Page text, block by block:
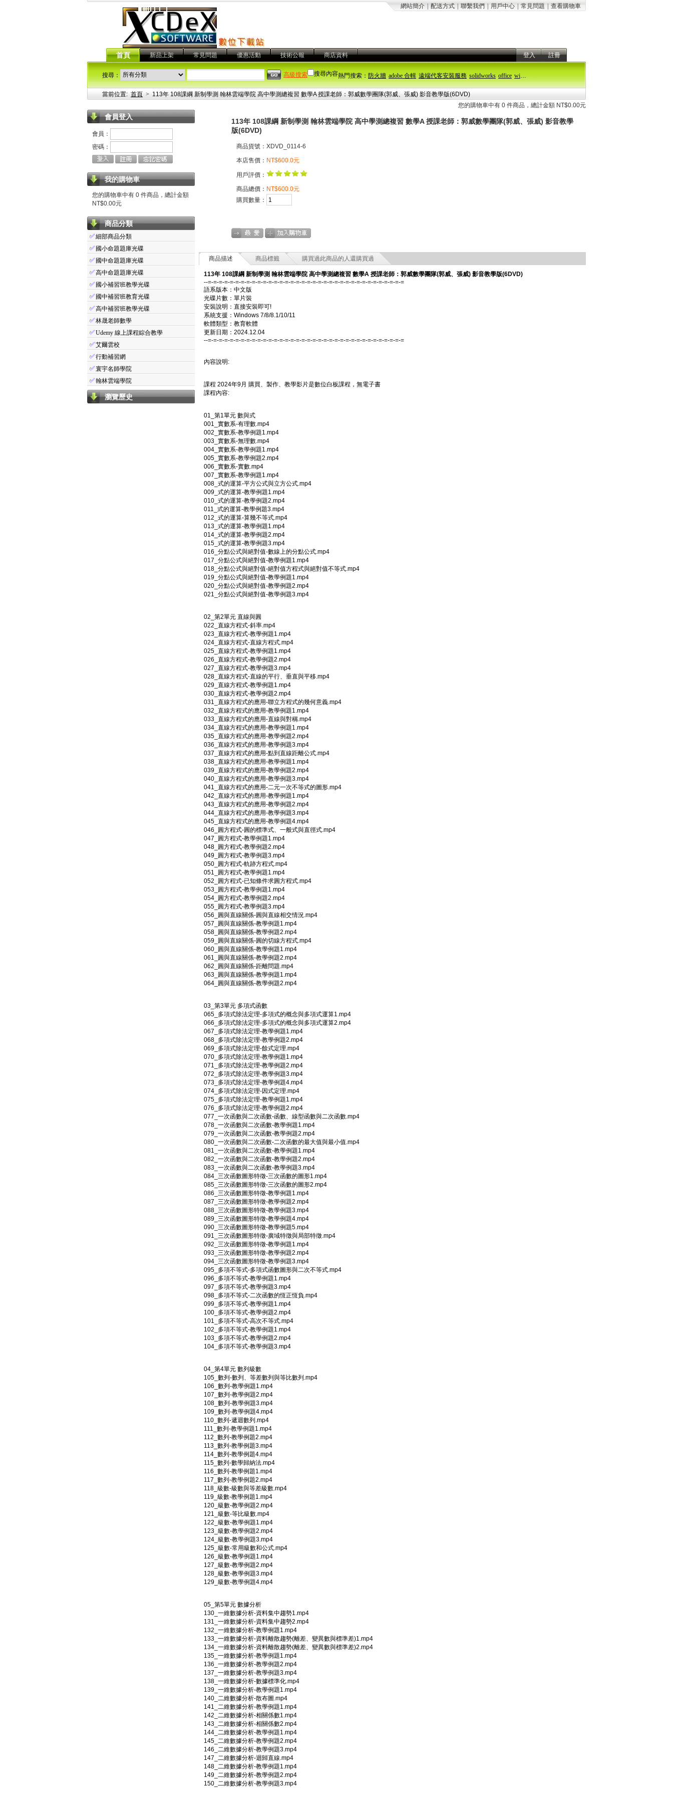
網站簡介 配送方式 聯繫我們 用戶中心 常見問題 查看購物車
首頁 新品上架 常見問題 優惠活動 技術公報 商店資料 登入 註冊
熱門搜索：防火牆 adobe 合輯 遠端代客安裝服務 solidworks office windows 11
搜尋： 搜尋內容
高級搜索
當前位置: 首頁 > 113年 108課綱 新制學測 翰林雲端學院 高中學測總複習 數學A 授課老師：郭威數學團隊(郭威、張威) 影音教學版(6DVD)
您的購物車中有 0 件商品，總計金額 NT$0.00元
會員登入
會員：
密碼：
我的購物車
您的購物車中有 0 件商品，總計金額
NT$0.00元
商品分類
✅細部商品分類
✅ 國小命題題庫光碟
✅ 國中命題題庫光碟
✅高中命題題庫光碟
✅ 國小補習班教學光碟
✅ 國中補習班教育光碟
✅高中補習班教學光碟
✅林晟老師數學
✅Udemy 線上課程綜合教學
✅艾爾雲校
✅行動補習網
✅寰宇名師學院
✅翰林雲端學院
瀏覽歷史
113年 108課綱 新制學測 翰林雲端學院 高中學測總複習 數學A 授課老師：郭威數學團隊(郭威、張威) 影音教學
版(6DVD)
商品貨號：XDVD_0114-6
本店售價： NT$600.0元
用戶評價：
商品總價： NT$600.0元
購買數量：
商品描述 商品標籤 購買過此商品的人還購買過
113年 108課綱 新制學測 翰林雲端學院 高中學測總複習 數學A 授課老師：郭威數學團隊(郭威、張威) 影音教學版(6DVD)
--=-=-=-=-=-=-=-=-=-=-=-=-=-=-=-=-=-=-=-=-=-=-=-=-=-=-=-=-=-=-=-=-=-=-=-=
語系版本：中文版
光碟片數：單片裝
安裝說明：直接安裝即可!
系統支援：Windows 7/8/8.1/10/11
軟體類型：教育軟體
更新日期：2024.12.04
--=-=-=-=-=-=-=-=-=-=-=-=-=-=-=-=-=-=-=-=-=-=-=-=-=-=-=-=-=-=-=-=-=-=-=-=
內容說明:
課程 2024年9月 購買、製作、教學影片是數位白板課程，無電子書
課程內容:
01_第1單元 數與式
001_實數系-有理數.mp4
002_實數系-教學例題1.mp4
003_實數系-無理數.mp4
004_實數系-教學例題1.mp4
005_實數系-教學例題2.mp4
006_實數系-實數.mp4
007_實數系-教學例題1.mp4
008_式的運算-平方公式與立方公式.mp4
009_式的運算-教學例題1.mp4
010_式的運算-教學例題2.mp4
011_式的運算-教學例題3.mp4
012_式的運算-算幾不等式.mp4
013_式的運算-教學例題1.mp4
014_式的運算-教學例題2.mp4
015_式的運算-教學例題3.mp4
016_分點公式與絕對值-數線上的分點公式.mp4
017_分點公式與絕對值-教學例題1.mp4
018_分點公式與絕對值-絕對值方程式與絕對值不等式.mp4
019_分點公式與絕對值-教學例題1.mp4
020_分點公式與絕對值-教學例題2.mp4
021_分點公式與絕對值-教學例題3.mp4
02_第2單元 直線與圓
022_直線方程式-斜率.mp4
023_直線方程式-教學例題1.mp4
024_直線方程式-直線方程式.mp4
025_直線方程式-教學例題1.mp4
026_直線方程式-教學例題2.mp4
027_直線方程式-教學例題3.mp4
028_直線方程式-直線的平行、垂直與平移.mp4
029_直線方程式-教學例題1.mp4
030_直線方程式-教學例題2.mp4
031_直線方程式的應用-聯立方程式的幾何意義.mp4
032_直線方程式的應用-教學例題1.mp4
033_直線方程式的應用-直線與對稱.mp4
034_直線方程式的應用-教學例題1.mp4
035_直線方程式的應用-教學例題2.mp4
036_直線方程式的應用-教學例題3.mp4
037_直線方程式的應用-點到直線距離公式.mp4
038_直線方程式的應用-教學例題1.mp4
039_直線方程式的應用-教學例題2.mp4
040_直線方程式的應用-教學例題3.mp4
041_直線方程式的應用-二元一次不等式的圖形.mp4
042_直線方程式的應用-教學例題1.mp4
043_直線方程式的應用-教學例題2.mp4
044_直線方程式的應用-教學例題3.mp4
045_直線方程式的應用-教學例題4.mp4
046_圓方程式-圓的標準式、一般式與直徑式.mp4
047_圓方程式-教學例題1.mp4
048_圓方程式-教學例題2.mp4
049_圓方程式-教學例題3.mp4
050_圓方程式-軌跡方程式.mp4
051_圓方程式-教學例題1.mp4
052_圓方程式-已知條件求圓方程式.mp4
053_圓方程式-教學例題1.mp4
054_圓方程式-教學例題2.mp4
055_圓方程式-教學例題3.mp4
056_圓與直線關係-圓與直線相交情況.mp4
057_圓與直線關係-教學例題1.mp4
058_圓與直線關係-教學例題2.mp4
059_圓與直線關係-圓的切線方程式.mp4
060_圓與直線關係-教學例題1.mp4
061_圓與直線關係-教學例題2.mp4
062_圓與直線關係-距離問題.mp4
063_圓與直線關係-教學例題1.mp4
064_圓與直線關係-教學例題2.mp4
03_第3單元 多項式函數
065_多項式除法定理-多項式的概念與多項式運算1.mp4
066_多項式除法定理-多項式的概念與多項式運算2.mp4
067_多項式除法定理-教學例題1.mp4
068_多項式除法定理-教學例題2.mp4
069_多項式除法定理-餘式定理.mp4
070_多項式除法定理-教學例題1.mp4
071_多項式除法定理-教學例題2.mp4
072_多項式除法定理-教學例題3.mp4
073_多項式除法定理-教學例題4.mp4
074_多項式除法定理-因式定理.mp4
075_多項式除法定理-教學例題1.mp4
076_多項式除法定理-教學例題2.mp4
077_一次函數與二次函數-函數、線型函數與二次函數.mp4
078_一次函數與二次函數-教學例題1.mp4
079_一次函數與二次函數-教學例題2.mp4
080_一次函數與二次函數-二次函數的最大值與最小值.mp4
081_一次函數與二次函數-教學例題1.mp4
082_一次函數與二次函數-教學例題2.mp4
083_一次函數與二次函數-教學例題3.mp4
084_三次函數圖形特徵-三次函數的圖形1.mp4
085_三次函數圖形特徵-三次函數的圖形2.mp4
086_三次函數圖形特徵-教學例題1.mp4
087_三次函數圖形特徵-教學例題2.mp4
088_三次函數圖形特徵-教學例題3.mp4
089_三次函數圖形特徵-教學例題4.mp4
090_三次函數圖形特徵-教學例題5.mp4
091_三次函數圖形特徵-廣域特徵與局部特徵.mp4
092_三次函數圖形特徵-教學例題1.mp4
093_三次函數圖形特徵-教學例題2.mp4
094_三次函數圖形特徵-教學例題3.mp4
095_多項不等式-多項式函數圖形與二次不等式.mp4
096_多項不等式-教學例題1.mp4
097_多項不等式-教學例題3.mp4
098_多項不等式-二次函數的恆正恆負.mp4
099_多項不等式-教學例題1.mp4
100_多項不等式-教學例題2.mp4
101_多項不等式-高次不等式.mp4
102_多項不等式-教學例題1.mp4
103_多項不等式-教學例題2.mp4
104_多項不等式-教學例題3.mp4
04_第4單元 數列級數
105_數列-數列、等差數列與等比數列.mp4
106_數列-教學例題1.mp4
107_數列-教學例題2.mp4
108_數列-教學例題3.mp4
109_數列-教學例題4.mp4
110_數列-遞迴數列.mp4
111_數列-教學例題1.mp4
112_數列-教學例題2.mp4
113_數列-教學例題3.mp4
114_數列-教學例題4.mp4
115_數列-數學歸納法.mp4
116_數列-教學例題1.mp4
117_數列-教學例題2.mp4
118_級數-級數與等差級數.mp4
119_級數-教學例題1.mp4
120_級數-教學例題2.mp4
121_級數-等比級數.mp4
122_級數-教學例題1.mp4
123_級數-教學例題2.mp4
124_級數-教學例題3.mp4
125_級數-常用級數和公式.mp4
126_級數-教學例題1.mp4
127_級數-教學例題2.mp4
128_級數-教學例題3.mp4
129_級數-教學例題4.mp4
05_第5單元 數據分析
130_一維數據分析-資料集中趨勢1.mp4
131_一維數據分析-資料集中趨勢2.mp4
132_一維數據分析-教學例題1.mp4
133_一維數據分析-資料離散趨勢(離差、變異數與標準差)1.mp4
134_一維數據分析-資料離散趨勢(離差、變異數與標準差)2.mp4
135_一維數據分析-教學例題1.mp4
136_一維數據分析-教學例題2.mp4
137_一維數據分析-教學例題3.mp4
138_一維數據分析-數據標準化.mp4
139_一維數據分析-教學例題1.mp4
140_二維數據分析-散布圖.mp4
141_二維數據分析-教學例題1.mp4
142_二維數據分析-相關係數1.mp4
143_二維數據分析-相關係數2.mp4
144_二維數據分析-教學例題1.mp4
145_二維數據分析-教學例題2.mp4
146_二維數據分析-教學例題3.mp4
147_二維數據分析-迴歸直線.mp4
148_二維數據分析-教學例題1.mp4
149_二維數據分析-教學例題2.mp4
150_二維數據分析-教學例題3.mp4